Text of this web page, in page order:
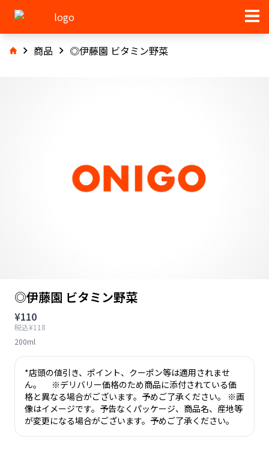
商品 ◎伊藤園 ビタミン野菜
◎伊藤園 ビタミン野菜
¥110
税込¥118
200ml
*店頭の値引き、ポイント、クーポン等は適用されませ
ん。 ※デリバリー価格のため商品に添付されている価
格と異なる場合がございます。予めご了承ください。 ※画
像はイメージです。予告なくパッケージ、商品名、産地等
が変更になる場合がございます。予めご了承ください。